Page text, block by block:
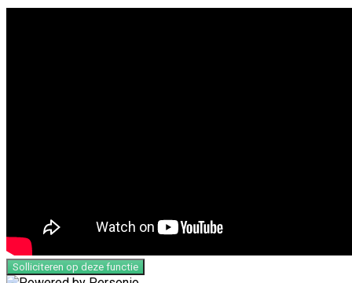
Solliciteren op deze functie